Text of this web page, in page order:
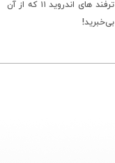
ترفند های اندروید ۱۱ که از آن
بی‌خبرید!